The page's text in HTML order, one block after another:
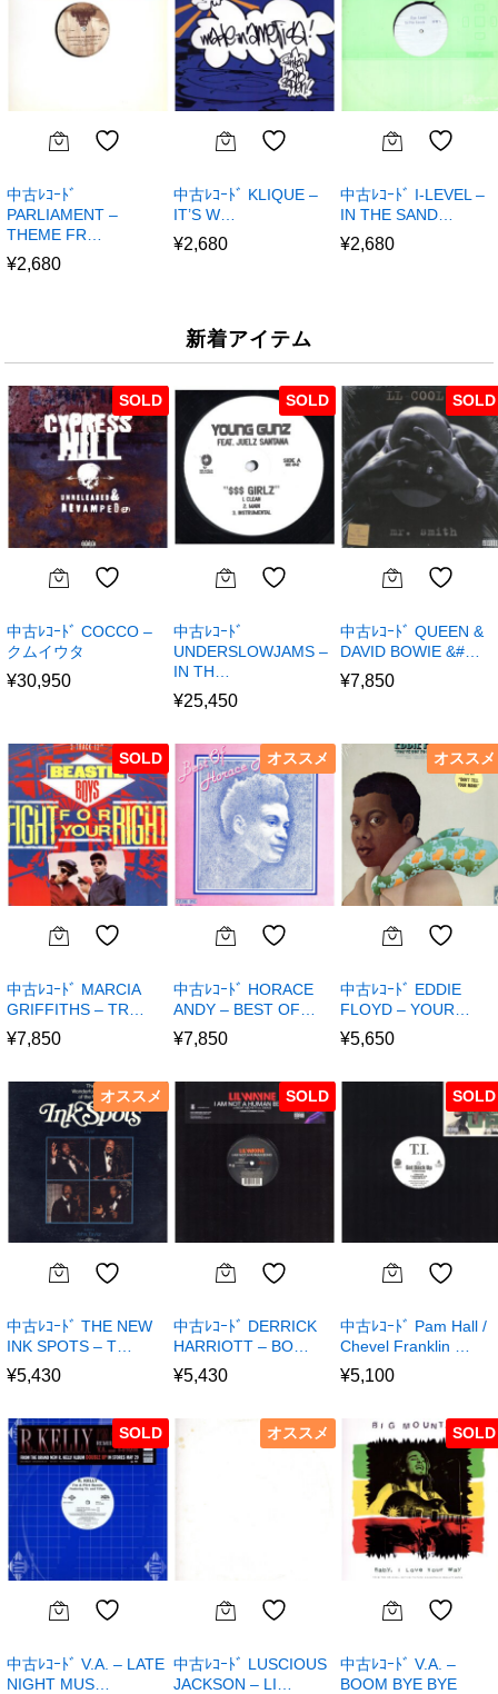
中古ﾚｺｰﾄﾞ
PARLIAMENT –
THEME FR…
¥2,680
中古ﾚｺｰﾄﾞ KLIQUE –
IT’S W…
¥2,680
中古ﾚｺｰﾄﾞ I-LEVEL –
IN THE SAND…
¥2,680
新着アイテム
SOLD
中古ﾚｺｰﾄﾞ COCCO –
クムイウタ
¥30,950
SOLD
中古ﾚｺｰﾄﾞ
UNDERSLOWJAMS –
IN TH…
¥25,450
SOLD
中古ﾚｺｰﾄﾞ QUEEN &
DAVID BOWIE &#…
¥7,850
SOLD
中古ﾚｺｰﾄﾞ MARCIA
GRIFFITHS – TR…
¥7,850
オススメ
中古ﾚｺｰﾄﾞ HORACE
ANDY – BEST OF…
¥7,850
オススメ
中古ﾚｺｰﾄﾞ EDDIE
FLOYD – YOUR…
¥5,650
オススメ
中古ﾚｺｰﾄﾞ THE NEW
INK SPOTS – T…
¥5,430
SOLD
中古ﾚｺｰﾄﾞ DERRICK
HARRIOTT – BO…
¥5,430
SOLD
中古ﾚｺｰﾄﾞ Pam Hall /
Chevel Franklin …
¥5,100
SOLD
中古ﾚｺｰﾄﾞ V.A. – LATE
NIGHT MUS…
オススメ
中古ﾚｺｰﾄﾞ LUSCIOUS
JACKSON – LI…
SOLD
中古ﾚｺｰﾄﾞ V.A. –
BOOM BYE BYE